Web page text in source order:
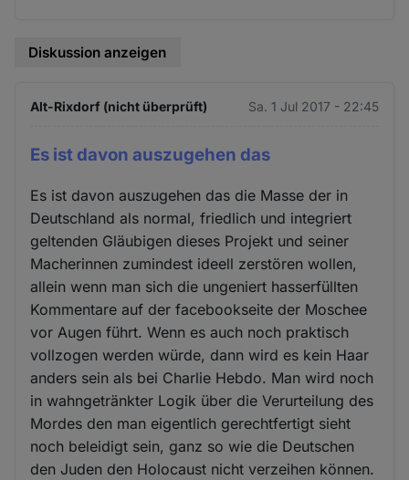
Diskussion anzeigen
Alt-Rixdorf (nicht überprüft) Sa. 1 Jul 2017 - 22:45
Es ist davon auszugehen das
Es ist davon auszugehen das die Masse der in
Deutschland als normal, friedlich und integriert
geltenden Gläubigen dieses Projekt und seiner
Macherinnen zumindest ideell zerstören wollen,
allein wenn man sich die ungeniert hasserfüllten
Kommentare auf der facebookseite der Moschee
vor Augen führt. Wenn es auch noch praktisch
vollzogen werden würde, dann wird es kein Haar
anders sein als bei Charlie Hebdo. Man wird noch
in wahngetränkter Logik über die Verurteilung des
Mordes den man eigentlich gerechtfertigt sieht
noch beleidigt sein, ganz so wie die Deutschen
den Juden den Holocaust nicht verzeihen können.